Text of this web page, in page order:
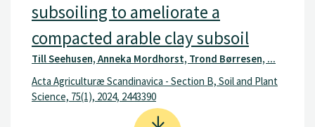
subsoiling to ameliorate a
compacted arable clay subsoil
Till Seehusen, Anneka Mordhorst, Trond Børresen, ...
Acta Agriculturæ Scandinavica - Section B, Soil and Plant
Science, 75(1), 2024, 2443390